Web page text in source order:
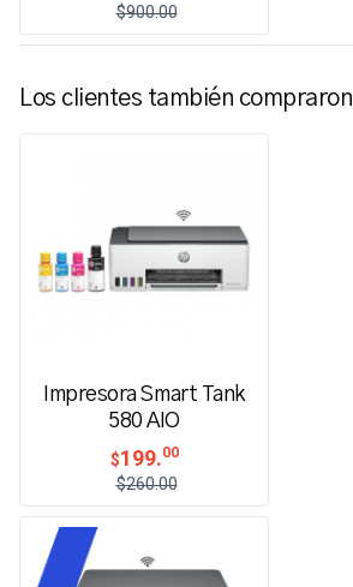
$900.00
Los clientes también compraron
Impresora Smart Tank
580 AIO
$199.00
$260.00